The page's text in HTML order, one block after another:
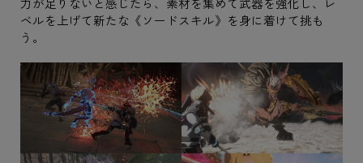
ベルを上げて新たな《ソードスキル》を身に着けて挑も
う。